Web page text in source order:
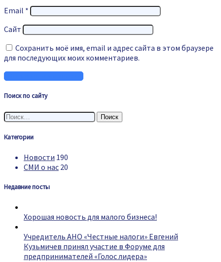
Email *
Сайт
Сохранить моё имя, email и адрес сайта в этом браузере
для последующих моих комментариев.
Поиск по сайту
Найти:
Категории
Новости 190
СМИ о нас 20
Недавние посты
Хорошая новость для малого бизнеса!
Учредитель АНО «Честные налоги» Евгений
Кузьмичев принял участие в Форуме для
предпринимателей «Голос лидера»